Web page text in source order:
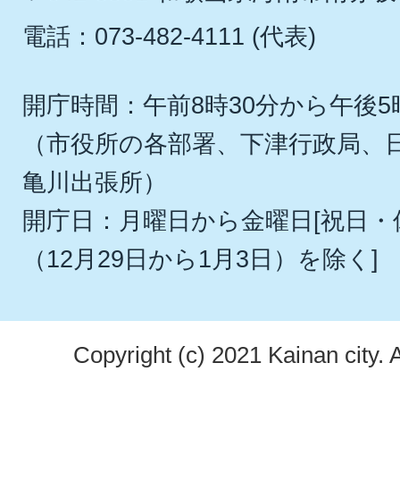
電話：073-482-4111 (代表)
開庁時間：午前8時30分から午後5
（市役所の各部署、下津行政局
亀川出張所）
開庁日：月曜日から金曜日[祝日
（12月29日から1月3日）を除く]
Copyright (c) 2021 Kainan city.